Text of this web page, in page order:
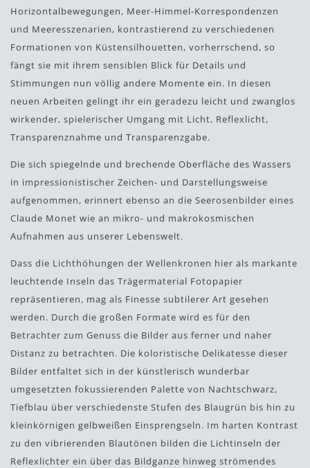
Horizontalbewegungen, Meer-Himmel-Korrespondenzen
und Meeresszenarien, kontrastierend zu verschiedenen
Formationen von Küstensilhouetten, vorherrschend, so
fängt sie mit ihrem sensiblen Blick für Details und
Stimmungen nun völlig andere Momente ein. In diesen
neuen Arbeiten gelingt ihr ein geradezu leicht und zwanglos
wirkender, spielerischer Umgang mit Licht, Reflexlicht,
Transparenznahme und Transparenzgabe.
Die sich spiegelnde und brechende Oberfläche des Wassers
in impressionistischer Zeichen- und Darstellungsweise
aufgenommen, erinnert ebenso an die Seerosenbilder eines
Claude Monet wie an mikro- und makrokosmischen
Aufnahmen aus unserer Lebenswelt.
Dass die Lichthöhungen der Wellenkronen hier als markante
leuchtende Inseln das Trägermaterial Fotopapier
repräsentieren, mag als Finesse subtilerer Art gesehen
werden. Durch die großen Formate wird es für den
Betrachter zum Genuss die Bilder aus ferner und naher
Distanz zu betrachten. Die koloristische Delikatesse dieser
Bilder entfaltet sich in der künstlerisch wunderbar
umgesetzten fokussierenden Palette von Nachtschwarz,
Tiefblau über verschiedenste Stufen des Blaugrün bis hin zu
kleinkörnigen gelbweißen Einsprengseln. Im harten Kontrast
zu den vibrierenden Blautönen bilden die Lichtinseln der
Reflexlichter ein über das Bildganze hinweg strömendes